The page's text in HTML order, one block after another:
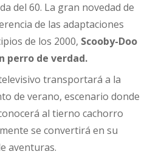
del 60. La gran novedad de
de las adaptaciones
de los 2000, Scooby-Doo
perro de verdad.
transportará a la
de verano, escenario donde
al tierno cachorro
se convertirá en su
aventuras.